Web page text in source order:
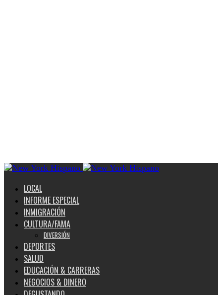
LOCAL
INFORME ESPECIAL
INMIGRACIÓN
CULTURA/FAMA
DIVERSIÓN
DEPORTES
SALUD
EDUCACIÓN & CARRERAS
NEGOCIOS & DINERO